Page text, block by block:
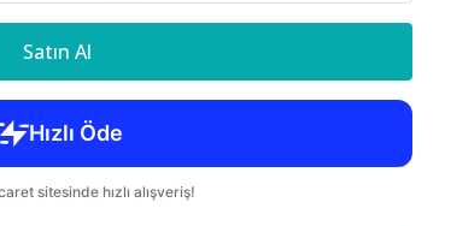
Satın Al